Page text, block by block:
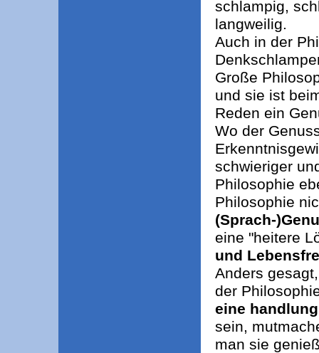
schlampig,
langweilig.
Auch in der
Große
und sie ist
Reden ein
Wo der
schwieriger
Philosophie
Philosophie
(Sprach-
eine "heitere
und
Anders
der
eine
sein,
man sie